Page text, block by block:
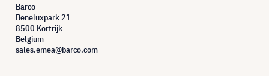
Barco
Beneluxpark 21
8500 Kortrijk
Belgium
sales.emea@barco.com